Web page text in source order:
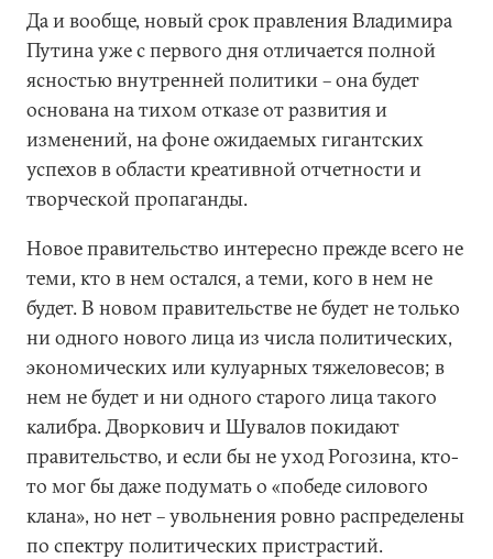
Да и вообще, новый срок правления Владимира
Путина уже с первого дня отличается полной
ясностью внутренней политики – она будет
основана на тихом отказе от развития и
изменений, на фоне ожидаемых гигантских
успехов в области креативной отчетности и
творческой пропаганды.
Новое правительство интересно прежде всего не
теми, кто в нем остался, а теми, кого в нем не
будет. В новом правительстве не будет не только
ни одного нового лица из числа политических,
экономических или кулуарных тяжеловесов; в
нем не будет и ни одного старого лица такого
калибра. Дворкович и Шувалов покидают
правительство, и если бы не уход Рогозина, кто-
то мог бы даже подумать о «победе силового
клана», но нет – увольнения ровно распределены
по спектру политических пристрастий.